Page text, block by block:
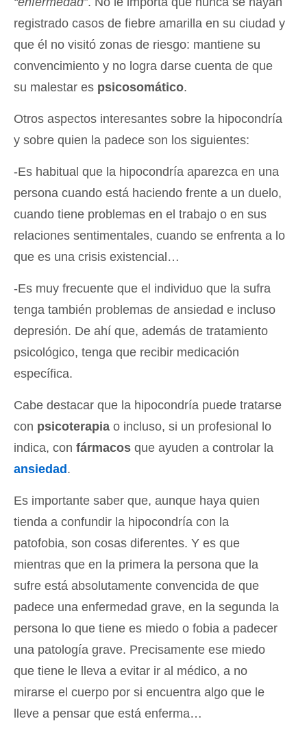
registrado casos de fiebre amarilla en su ciudad y
que él no visitó zonas de riesgo: mantiene su
convencimiento y no logra darse cuenta de que
su malestar es psicosomático.
Otros aspectos interesantes sobre la hipocondría
y sobre quien la padece son los siguientes:
-Es habitual que la hipocondría aparezca en una
persona cuando está haciendo frente a un duelo,
cuando tiene problemas en el trabajo o en sus
relaciones sentimentales, cuando se enfrenta a lo
que es una crisis existencial…
-Es muy frecuente que el individuo que la sufra
tenga también problemas de ansiedad e incluso
depresión. De ahí que, además de tratamiento
psicológico, tenga que recibir medicación
específica.
Cabe destacar que la hipocondría puede tratarse
con psicoterapia o incluso, si un profesional lo
indica, con fármacos que ayuden a controlar la
ansiedad .
Es importante saber que, aunque haya quien
tienda a confundir la hipocondría con la
patofobia, son cosas diferentes. Y es que
mientras que en la primera la persona que la
sufre está absolutamente convencida de que
padece una enfermedad grave, en la segunda la
persona lo que tiene es miedo o fobia a padecer
una patología grave. Precisamente ese miedo
que tiene le lleva a evitar ir al médico, a no
mirarse el cuerpo por si encuentra algo que le
lleve a pensar que está enferma…